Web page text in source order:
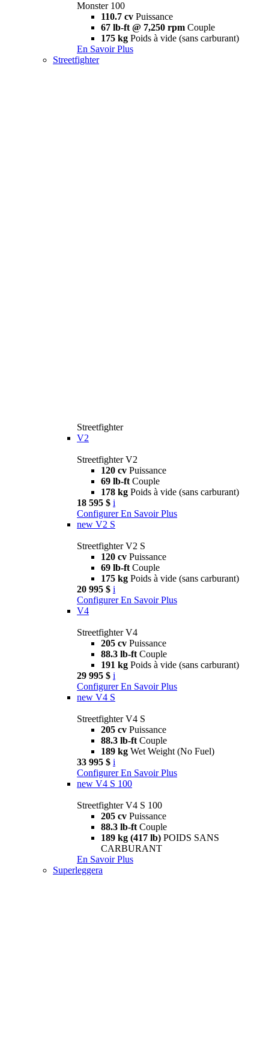
Monster 100
110.7 cv Puissance
67 lb-ft @ 7,250 rpm Couple
175 kg Poids à vide (sans carburant)
En Savoir Plus
Streetfighter
Streetfighter
V2
Streetfighter V2
120 cv Puissance
69 lb-ft Couple
178 kg Poids à vide (sans carburant)
18 595 $ i
Configurer En Savoir Plus
new V2 S
Streetfighter V2 S
120 cv Puissance
69 lb-ft Couple
175 kg Poids à vide (sans carburant)
20 995 $ i
Configurer En Savoir Plus
V4
Streetfighter V4
205 cv Puissance
88.3 lb-ft Couple
191 kg Poids à vide (sans carburant)
29 995 $ i
Configurer En Savoir Plus
new V4 S
Streetfighter V4 S
205 cv Puissance
88.3 lb-ft Couple
189 kg Wet Weight (No Fuel)
33 995 $ i
Configurer En Savoir Plus
new V4 S 100
Streetfighter V4 S 100
205 cv Puissance
88.3 lb-ft Couple
189 kg (417 lb) POIDS SANS
CARBURANT
En Savoir Plus
Superleggera